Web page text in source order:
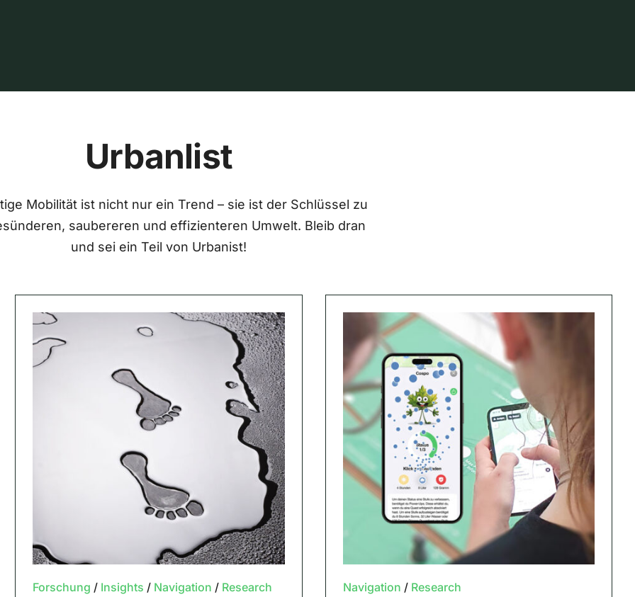
Urbanlist
Mobilität ist nicht nur ein Trend – sie ist der Schlüssel zu
saubereren und effizienteren Umwelt. Bleib dran
und sei ein Teil von Urbanist!
Forschung / Insights / Navigation / Research Navigation / Research